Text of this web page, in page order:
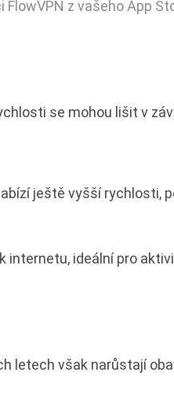
z vašeho App
se mohou lišit v
ještě vyšší rychlosti,
ideální pro
letech však narůstají